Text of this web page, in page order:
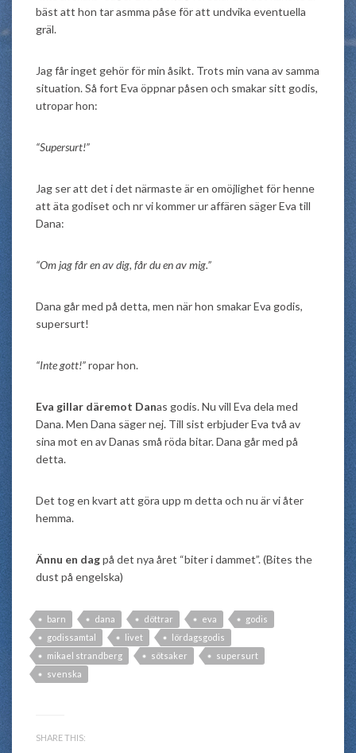
bäst att hon tar asmma påse för att undvika eventuella
gräl.
Jag får inget gehör för min åsikt. Trots min vana av samma
situation. Så fort Eva öppnar påsen och smakar sitt godis,
utropar hon:
“Supersurt!”
Jag ser att det i det närmaste är en omöjlighet för henne
att äta godiset och nr vi kommer ur affären säger Eva till
Dana:
“Om jag får en av dig, får du en av mig.”
Dana går med på detta, men när hon smakar Eva godis,
supersurt!
“Inte gott!”ropar hon.
Eva gillar däremot Danas godis. Nu vill Eva dela med
Dana. Men Dana säger nej. Till sist erbjuder Eva två av
sina mot en av Danas små röda bitar. Dana går med på
detta.
Det tog en kvart att göra upp m detta och nu är vi åter
hemma.
Ännu en dagpå det nya året “biter i dammet”. (Bites the
dust på engelska)
barn dana döttrar eva
godis
godissamtal
livet
lördagsgodis
mikael strandberg
sötsaker
supersurt
svenska
SHARE THIS: